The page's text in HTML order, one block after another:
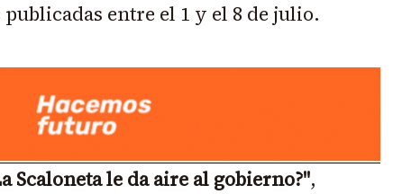
publicadas entre el 1 y el 8 de julio.
Scaloneta le da aire al gobierno?",